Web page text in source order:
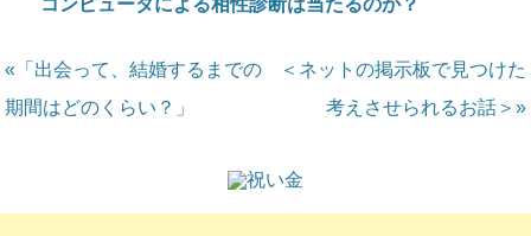
コンピュータによる相性診断は当たるのか？
«「出会って、結婚するまでの
期間はどのくらい？」
＜ネットの掲示板で見つけた
考えさせられるお話＞»